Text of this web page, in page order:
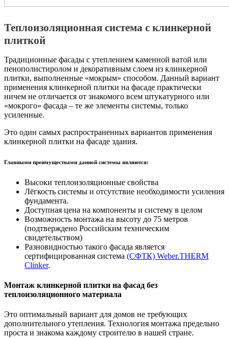
Теплоизоляционная система с клинкерной
плиткой
Традиционные фасады с утеплением каменной ватой или
пенополистиролом и декоративным слоем из клинкерной
плитки, выполненные «мокрым» способом. Данный вариант
применения клинкерной плитки на фасаде практически
ничем не отличается от знакомого всем штукатурного или
«мокрого» фасада – те же элементы системы, только
усиленные.
Это один самых распространенных вариантов применения
клинкерной плитки на фасаде здания.
Главными преимуществами данной системы являются:
Высоки теплоизоляционные свойства
Лёгкость системы и отсутствие необходимости усиления
фундамента.
Доступная цена на компоненты и систему в целом
Возможность монтажа на высоту до 75 метров
(подтверждено Российским техническим
свидетельством)
Разновидностью такого фасада является
сертифицированная система (СФТК) Weber.THERM
Clinker.
Монтаж клинкерной плитки на фасад без
теплоизоляционного материала
Это оптимальный вариант для домов не требующих
дополнительного утепления. Технология монтажа предельно
проста и знакома каждому строителю в нашей стране.